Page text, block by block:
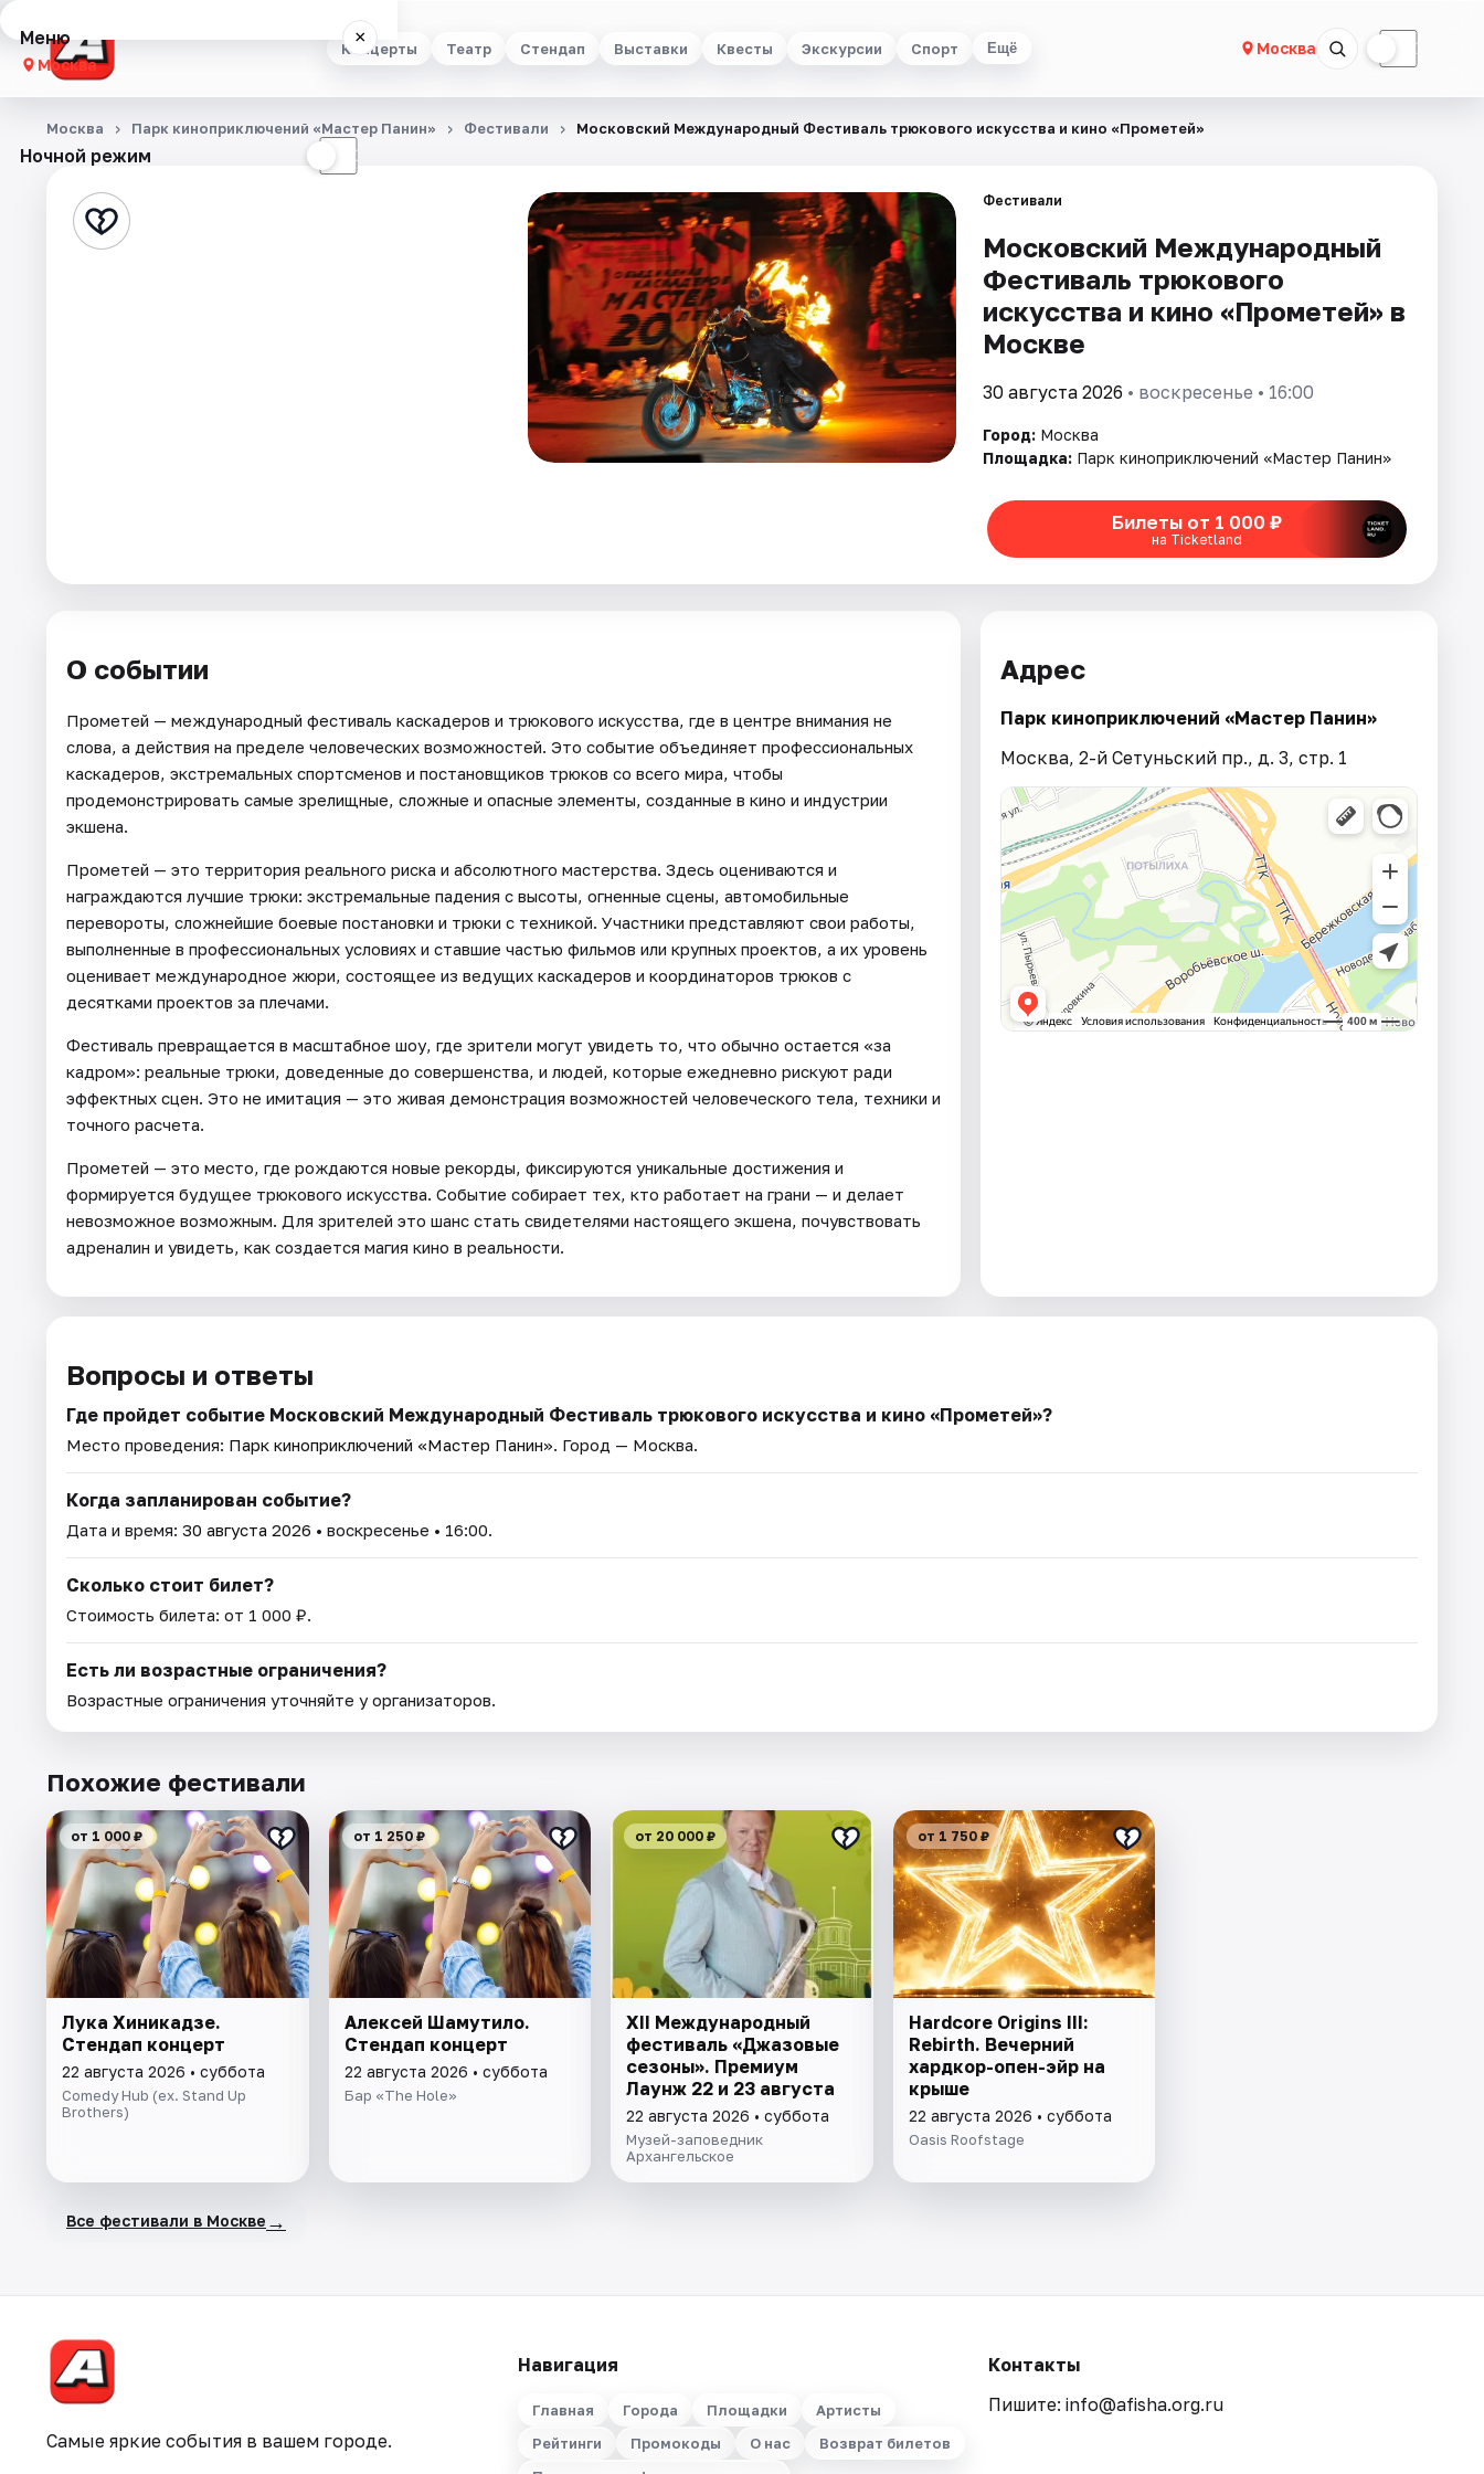
Концерты Театр Стендап Выставки Квесты Экскурсии Спорт Ещё Москва ☾
Меню ×
Москва
Концерты
Стендап
Артисты
Ночной режим ☾
Москва Парк киноприключений «Мастер Панин» Фестивали Московский Международный Фестиваль трюкового искусства и кино «Прометей»
Фестивали
Московский Международный
Фестиваль трюкового
искусства и кино «Прометей» в
Москве
30 августа 2026 • воскресенье • 16:00
Город: Москва
Площадка: Парк киноприключений «Мастер Панин»
Билеты от 1 000 ₽
на Ticketland
О событии
Прометей — международный фестиваль каскадеров и трюкового искусства, где в центре внимания не
слова, а действия на пределе человеческих возможностей. Это событие объединяет профессиональных
каскадеров, экстремальных спортсменов и постановщиков трюков со всего мира, чтобы
продемонстрировать самые зрелищные, сложные и опасные элементы, созданные в кино и индустрии
экшена.
Прометей — это территория реального риска и абсолютного мастерства. Здесь оцениваются и
награждаются лучшие трюки: экстремальные падения с высоты, огненные сцены, автомобильные
перевороты, сложнейшие боевые постановки и трюки с техникой. Участники представляют свои работы,
выполненные в профессиональных условиях и ставшие частью фильмов или крупных проектов, а их уровень
оценивает международное жюри, состоящее из ведущих каскадеров и координаторов трюков с
десятками проектов за плечами.
Фестиваль превращается в масштабное шоу, где зрители могут увидеть то, что обычно остается «за
кадром»: реальные трюки, доведенные до совершенства, и людей, которые ежедневно рискуют ради
эффектных сцен. Это не имитация — это живая демонстрация возможностей человеческого тела, техники и
точного расчета.
Прометей — это место, где рождаются новые рекорды, фиксируются уникальные достижения и
формируется будущее трюкового искусства. Событие собирает тех, кто работает на грани — и делает
невозможное возможным. Для зрителей это шанс стать свидетелями настоящего экшена, почувствовать
адреналин и увидеть, как создается магия кино в реальности.
Адрес
Парк киноприключений «Мастер Панин»
Москва, 2-й Сетуньский пр., д. 3, стр. 1
Вопросы и ответы
Где пройдет событие Московский Международный Фестиваль трюкового искусства и кино «Прометей»?
Место проведения: Парк киноприключений «Мастер Панин». Город — Москва.
Когда запланирован событие?
Дата и время: 30 августа 2026 • воскресенье • 16:00.
Сколько стоит билет?
Стоимость билета: от 1 000 ₽.
Есть ли возрастные ограничения?
Возрастные ограничения уточняйте у организаторов.
Похожие фестивали
от 1 000 ₽
Лука Хиникадзе.
Стендап концерт
22 августа 2026 • суббота
Comedy Hub (ex. Stand Up
Brothers)
от 1 250 ₽
Алексей Шамутило.
Стендап концерт
22 августа 2026 • суббота
Бар «The Hole»
от 20 000 ₽
XII Международный
фестиваль «Джазовые
сезоны». Премиум
Лаунж 22 и 23 августа
22 августа 2026 • суббота
Музей-заповедник
Архангельское
от 1 750 ₽
Hardcore Origins III:
Rebirth. Вечерний
хардкор-опен-эйр на
крыше
22 августа 2026 • суббота
Oasis Roofstage
Все фестивали в Москве →
Самые яркие события в вашем городе.
Навигация
Главная Города Площадки
Артисты
Рейтинги
Промокоды О нас
Возврат билетов
Контакты
Пишите: info@afisha.org.ru